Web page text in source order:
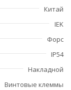
Китай
IEK
Форс
IP54
Накладной
Винтовые клеммы